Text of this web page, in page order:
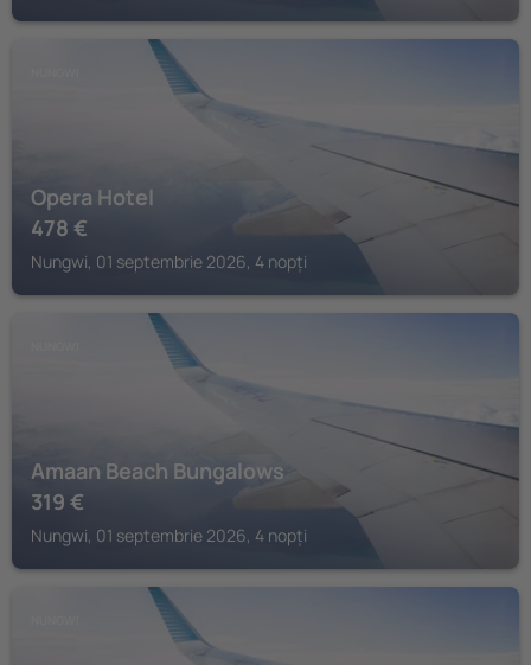
Opera Hotel
478 €
Nungwi, 01 septembrie 2026, 4 nopți
Amaan Beach Bungalows
319 €
Nungwi, 01 septembrie 2026, 4 nopți